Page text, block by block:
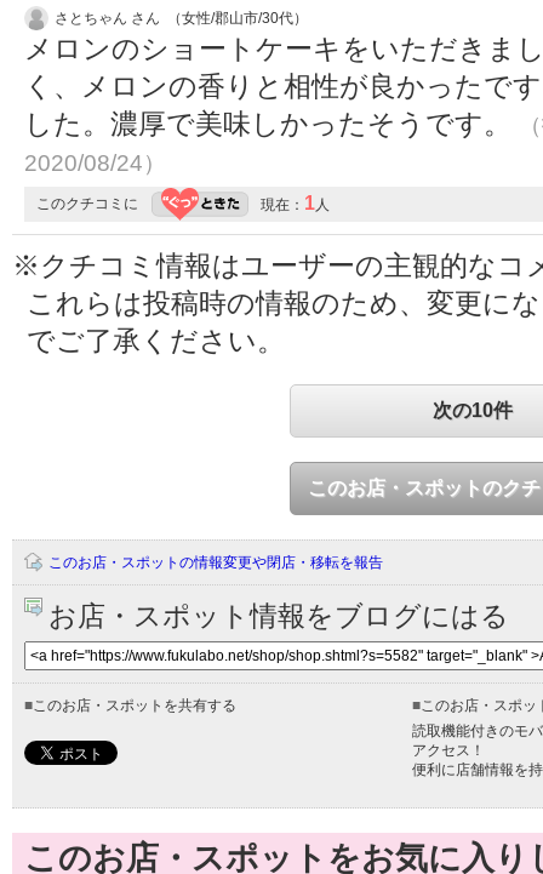
さとちゃん さん （女性/郡山市/30代）
メロンのショートケーキをいただきま
く、メロンの香りと相性が良かったで
した。濃厚で美味しかったそうです。
2020/08/24）
このクチコミに 現在： 1人
※クチコミ情報はユーザーの主観的なコ
これらは投稿時の情報のため、変更に
でご了承ください。
次の10件
このお店・スポットのク
このお店・スポットの情報変更や閉店・移転を報告
お店・スポット情報をブログにはる
■このお店・スポットを共有する ■このお店・スポッ
読取機能付きのモ
アクセス！
便利に店舗情報を
このお店・スポットをお気に入